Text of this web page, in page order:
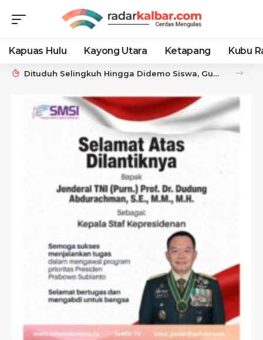
Kapuas Hulu Kayong Utara Ketapang Kubu
Dituduh Selingkuh Hingga Didemo Siswa, Guru SMKN 1 Mempawah Angkat Bicarakan Bantahan dan Siapkan Langkah Hukum